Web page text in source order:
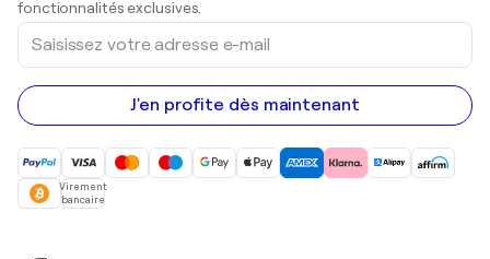
fonctionnalités exclusives.
Saisissez
votre
adresse
e-
mail
J'en profite dès maintenant
Virement
bancaire